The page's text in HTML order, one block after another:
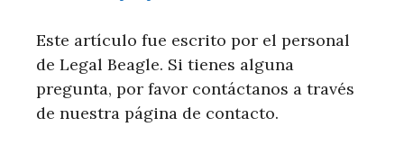
Este artículo fue escrito por el personal
de Legal Beagle. Si tienes alguna
pregunta, por favor contáctanos a través
de nuestra página de contacto.